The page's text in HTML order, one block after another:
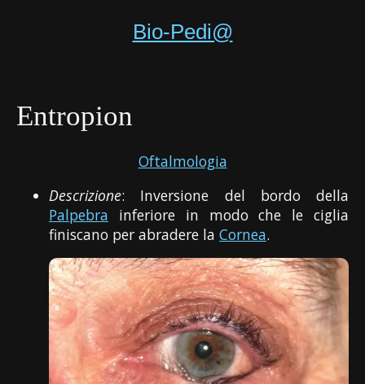
Bio-Pedi@
Entropion
Oftalmologia
Descrizione: Inversione del bordo della
Palpebra inferiore in modo che le ciglia
finiscano per abradere la Cornea.